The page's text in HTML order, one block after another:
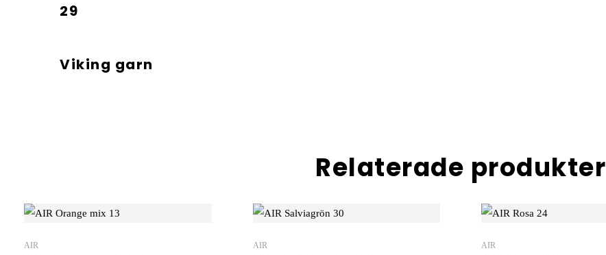
29
Viking garn
Relaterade produkter
AIR AIR AIR